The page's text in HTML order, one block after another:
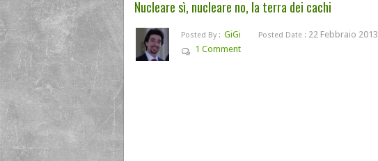
Nucleare sì, nucleare no, la terra dei cachi
Posted By : GiGi Posted Date : 22 Febbraio 2013
1 Comment